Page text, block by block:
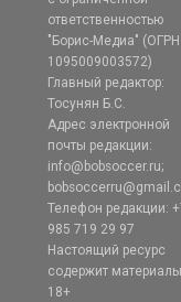
ответственностью
"Борис-Медиа" (ОГРН
1095009003572)
Главный редактор:
Тосунян Б.С.
Адрес электронной
почты редакции:
info@bobsoccer.ru;
Телефон редакции:
985 719 29 97
Настоящий ресурс
содержит
18+